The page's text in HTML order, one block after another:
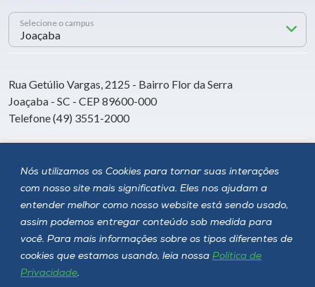
Nós utilizamos os Cookies para tornar suas interações
com nosso site mais significativa. Eles nos ajudam a
entender melhor como nosso website está sendo usado,
assim podemos entregar conteúdo sob medida para
você. Para mais informações sobre os tipos diferentes de
cookies que estamos usando, leia nossa Política de
Privacidade.
Selecione o campus
Rua Getúlio Vargas, 2125 - Bairro Flor da Serra
Joaçaba - SC - CEP 89600-000
Telefone (49) 3551-2000
Siga a Unoesc